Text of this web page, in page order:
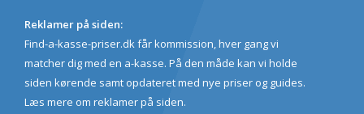
Reklamer på siden:
Find-a-kasse-priser.dk får kommission, hver gang vi
matcher dig med en a-kasse. På den måde kan vi holde
siden kørende samt opdateret med nye priser og guides.
Læs mere om reklamer på siden.